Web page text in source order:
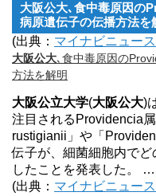
大阪公大､ 食中毒原因の
病原遺伝子の伝播方法を
(出典： マイナビニュース
大阪公大､ 食中毒原因の
方法を解明
大阪公立大学(大阪公大)
注目されるProvidencia
rustigianii」や「
伝子が、細菌細胞内で
したことを発表した。 …
(出典： マイナビニュース